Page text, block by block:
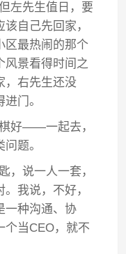
左先生值日，要
自己先回家，
区最热闹的那个
景看得时间之
，右先生还没
门。
好——一起去，
题。
，说一人一套，
我说，不好，
一种沟通、协
个当CEO，就不